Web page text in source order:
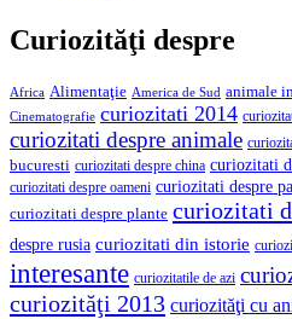
Curiozităţi despre
Africa Alimentaţie America de Sud animale
Cinematografie curiozitati 2014
curiozitati despre animale
bucuresti curiozitati despre china curiozitati
curiozitati despre oameni curiozitati despre
curiozitati despre plante curiozitati
despre rusia curiozitati din istorie
interesante curiozitatile de azi
curiozităţi 2013 curiozităţi cu